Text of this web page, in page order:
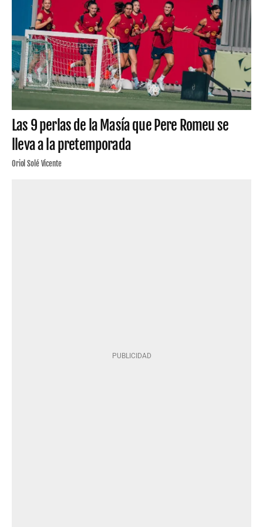
Las 9 perlas de la Masía que Pere Romeu se
lleva a la pretemporada
Oriol Solé Vicente